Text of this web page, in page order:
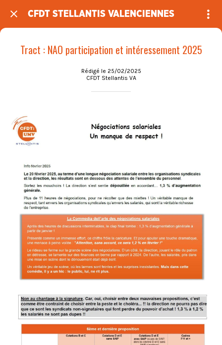
CFDT STELLANTIS VALENCIENNES
Tract : NAO participation et intéressement 2025
Rédigé le 25/02/2025
CFDT Stellantis VA